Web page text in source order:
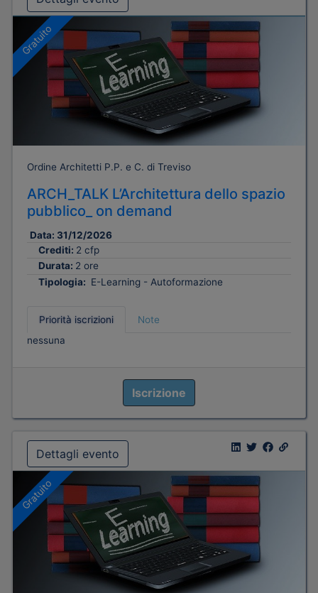
Gratuito
Ordine Architetti P.P. e C. di Treviso
ARCH_TALK L’Architettura dello spazio
pubblico_ on demand
Data: 31/12/2026
Crediti: 2 cfp
Durata: 2 ore
Tipologia: E-Learning - Autoformazione
Priorità iscrizioni
Note
nessuna
Iscrizione
Dettagli evento
Gratuito